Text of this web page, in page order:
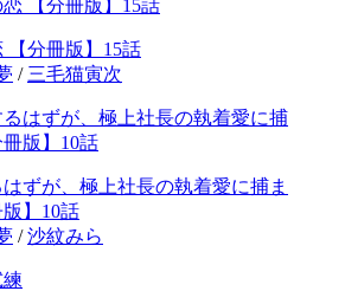
【分冊版】15話
/ 三毛猫寅次
ずが、極上社長の執着愛に捕ま
】10話
/沙紋みら